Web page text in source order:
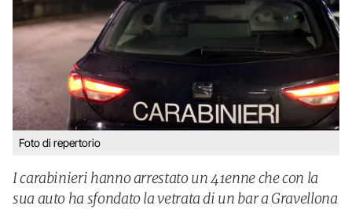
Foto di repertorio
I carabinieri hanno arrestato un 41enne che con la
sua auto ha sfondato la vetrata di un bar a Gravellona